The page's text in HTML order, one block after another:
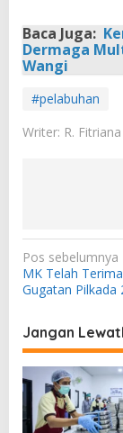
Baca Juga:
Dermaga
Wangi
#pelabuhan
Writer: R. Fitriana
N
a
i
g
a
s
Pos sebelumnya
MK Telah
Gugatan Pilkada
Jangan